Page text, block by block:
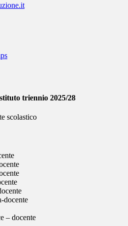
triennio 2025/28
scolastico
docente
– docente